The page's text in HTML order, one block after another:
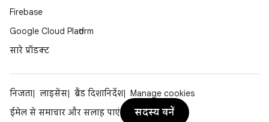
Firebase
Google Cloud Platform
सारे प्रॉडक्ट
निजता लाइसेंस ब्रैंड दिशानिर्देश
Manage cookies
ईमेल से समाचार और सलाह पाएं
सदस्य बनें